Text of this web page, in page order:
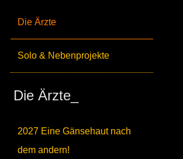
Die Ärzte
Solo & Nebenprojekte
Die Ärzte_
2027 Eine Gänsehaut nach
dem andern!